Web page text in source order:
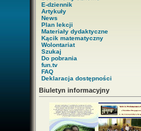
E-dziennik
Artykuły
News
Plan lekcji
Materiały dydaktyczne
Kącik matematyczny
Wolontariat
Szukaj
Do pobrania
fun.tv
FAQ
Deklaracja dostępności
Biuletyn informacyjny